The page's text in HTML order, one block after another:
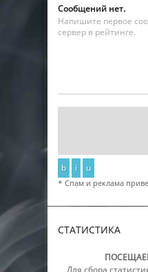
Сообщений нет.
Напишите первое
сервер в рейтинге.
b i u
* Спам и реклама
СТАТИСТИКА